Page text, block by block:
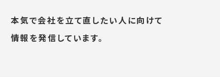
本気で会社を立て直したい人に向けて
情報を発信しています。